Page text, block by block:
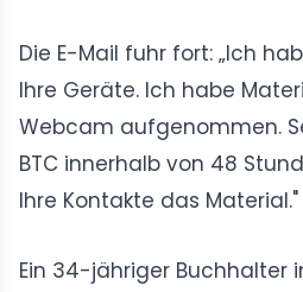
Die E-Mail fuhr fort: „Ich
Ihre Geräte. Ich habe
Webcam aufgenommen.
BTC innerhalb von 48
Ihre Kontakte das Material."
Ein 34-jähriger Buchhalter